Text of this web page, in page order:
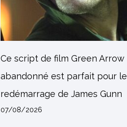
Ce script de film Green Arrow
abandonné est parfait pour le
redémarrage de James Gunn
07/08/2026